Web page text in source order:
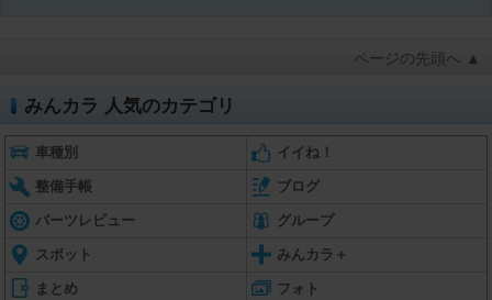
ページの先頭へ ▲
みんカラ 人気のカテゴリ
車種別 イイね！
整備手帳 ブログ
パーツレビュー グループ
スポット みんカラ＋
まとめ フォト